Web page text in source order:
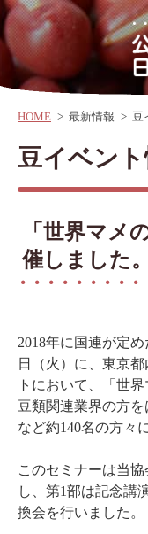
HOME > 最新情報 > 豆
豆イベン
「世界マメ
催しました。
2018年に国連が定
日（火）に、東京
トにおいて、「世
豆類関連業界の方
など約140名の方々
このセミナーは当
し、第1部は記念講
換会を行いました。